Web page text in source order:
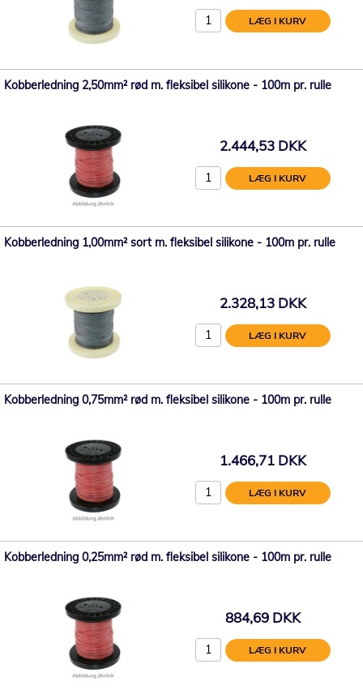
LÆG I KURV
Kobberledning 2,50mm² rød m. fleksibel silikone - 100m pr. rulle
2.444,53 DKK
LÆG I KURV
Kobberledning 1,00mm² sort m. fleksibel silikone - 100m pr. rulle
2.328,13 DKK
LÆG I KURV
Kobberledning 0,75mm² rød m. fleksibel silikone - 100m pr. rulle
1.466,71 DKK
LÆG I KURV
Kobberledning 0,25mm² rød m. fleksibel silikone - 100m pr. rulle
884,69 DKK
LÆG I KURV